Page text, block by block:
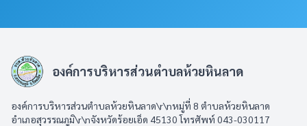
องค์การบริหารส่วนตำบลห้วยหินลาด
องค์การบริหารส่วนตำบลห้วยหินลาด\r\nหมู่ที่ 8 ตำบลห้วยหินลาด
อำเภอสุวรรณภูมิ\r\nจังหวัดร้อยเอ็ด 45130 โทรศัพท์ 043-030117